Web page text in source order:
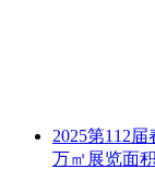
2025第112
万㎡展览面